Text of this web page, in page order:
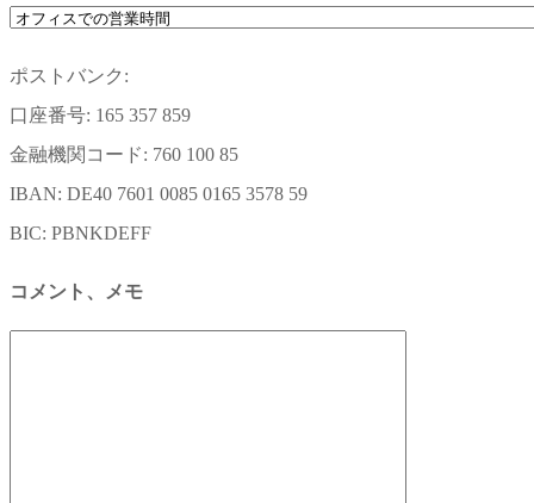
ポストバンク:
口座番号: 165 357 859
金融機関コード: 760 100 85
IBAN: DE40 7601 0085 0165 3578 59
BIC: PBNKDEFF
コメント、メモ